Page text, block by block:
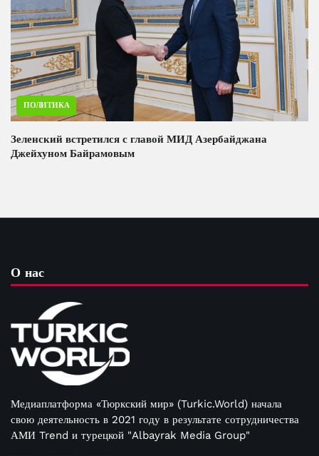
ПОЛИТИКА
Зеленский встретился с главой МИД Азербайджана
Джейхуном Байрамовым
О нас
Медиаплатформа «Тюркский мир» (Turkic.World) начала
свою деятельность в 2021 году в результате сотрудничества
АМИ Trend и турецкой "Albayrak Media Group"